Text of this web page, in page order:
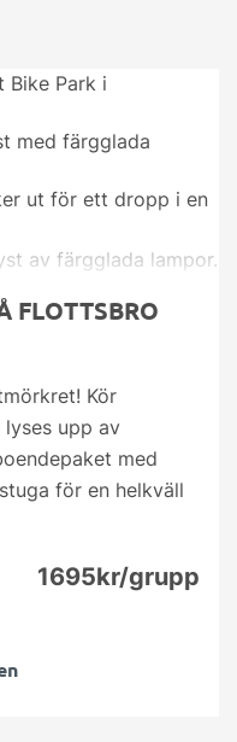
FLOTTSBRO
Kör
lyses upp av
med
för en helkväll
1695kr/grupp